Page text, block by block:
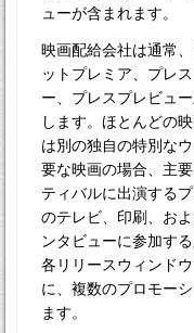
ューが含まれます。
映画配給会社は通常
ットプレミア、プレ
ー、プレスプレビュ
します。ほとんどの
は別の独自の特別な
要な映画の場合、主
ティバルに出演する
のテレビ、印刷、お
ンタビューに参加す
各リリースウィンド
に、複数のプロモー
ます。